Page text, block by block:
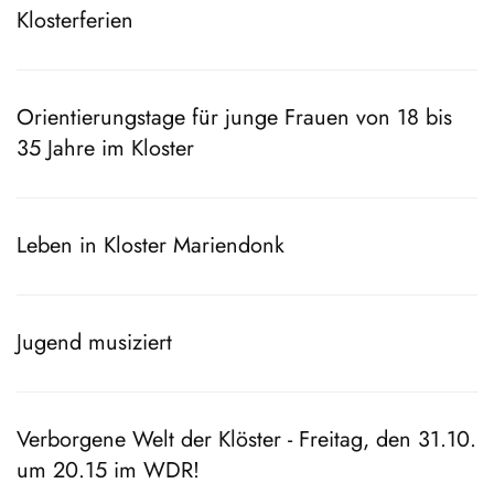
Klosterferien
Orientierungstage für junge Frauen von 18 bis
35 Jahre im Kloster
Leben in Kloster Mariendonk
Jugend musiziert
Verborgene Welt der Klöster - Freitag, den 31.10.
um 20.15 im WDR!